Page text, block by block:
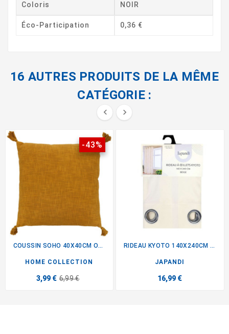
Coloris NOIR
Éco-Participation 0,36 €
16 AUTRES PRODUITS DE LA MÊME
CATÉGORIE :
 
-43%
COUSSIN SOHO 40X40CM OCRE
HOME COLLECTION
3,99 € 6,99 €
RIDEAU KYOTO 140X240CM BEIGE
JAPANDI
16,99 €